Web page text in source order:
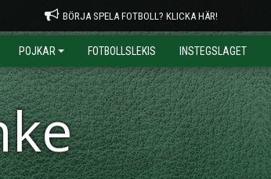
BÖRJA SPELA FOTBOLL? KLICKA HÄR!
POJKAR FOTBOLLSLEKIS INSTEGSLAGET